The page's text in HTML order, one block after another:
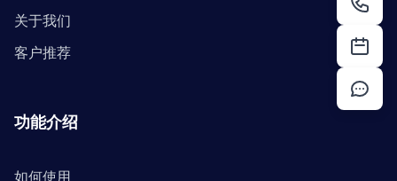
关于我们
客户推荐
功能介绍
如何使用